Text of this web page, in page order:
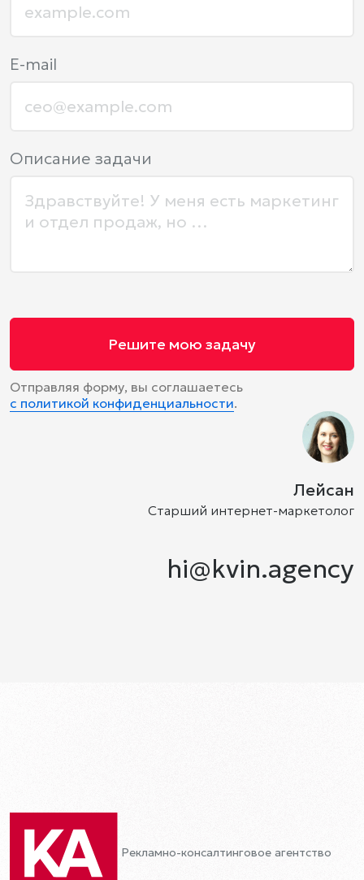
Описание задачи
E-mail
Решите мою задачу
Отправляя форму, вы соглашаетесь
с политикой конфиденциальности.
Лейсан
Старший интернет-маркетолог
hi@kvin.agency
Рекламно-консалтинговое агентство